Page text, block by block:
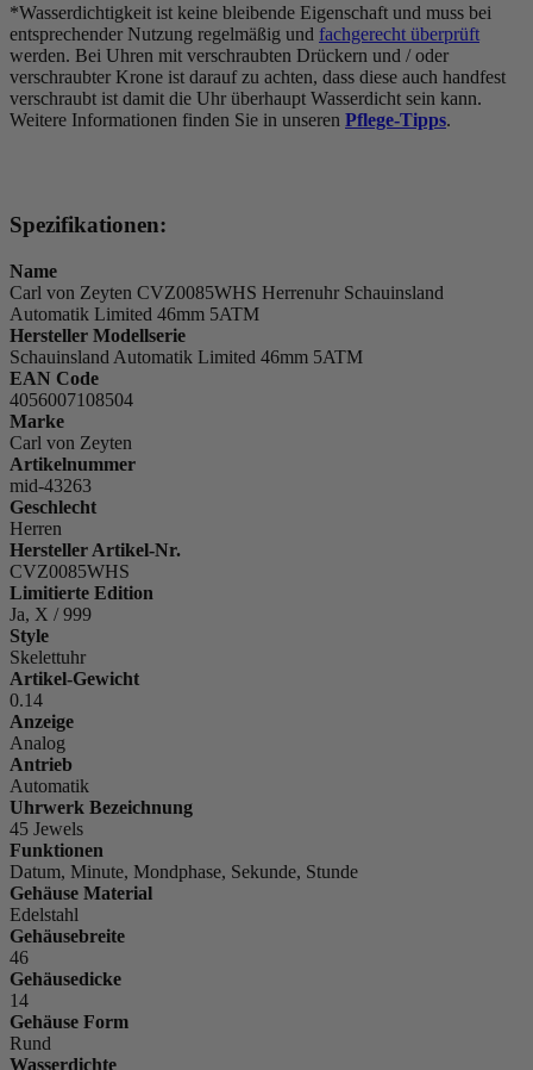
*Wasserdichtigkeit ist keine bleibende Eigenschaft und muss bei
entsprechender Nutzung regelmäßig und fachgerecht überprüft
werden. Bei Uhren mit verschraubten Drückern und / oder
verschraubter Krone ist darauf zu achten, dass diese auch handfest
verschraubt ist damit die Uhr überhaupt Wasserdicht sein kann.
Weitere Informationen finden Sie in unseren Pflege-Tipps.
Spezifikationen:
Name
Carl von Zeyten CVZ0085WHS Herrenuhr Schauinsland
Automatik Limited 46mm 5ATM
Hersteller Modellserie
Schauinsland Automatik Limited 46mm 5ATM
EAN Code
4056007108504
Marke
Carl von Zeyten
Artikelnummer
mid-43263
Geschlecht
Herren
Hersteller Artikel-Nr.
CVZ0085WHS
Limitierte Edition
Ja, X / 999
Style
Skelettuhr
Artikel-Gewicht
0.14
Anzeige
Analog
Antrieb
Automatik
Uhrwerk Bezeichnung
45 Jewels
Funktionen
Datum, Minute, Mondphase, Sekunde, Stunde
Gehäuse Material
Edelstahl
Gehäusebreite
46
Gehäusedicke
14
Gehäuse Form
Rund
Wasserdichte